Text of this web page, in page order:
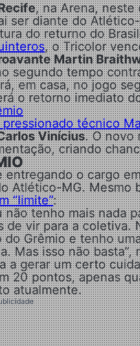
, na Arena, neste
ser diante do
do returno do
, o Tricolor
Martin
segundo tempo
em casa, no jogo
o retorno imediato
pressionado técnico
Vinícius. O novo
criando
o cargo
Atlético-MG. Mesmo
“limite”:
tenho mais nada
vir para a coletiva.
Grêmio e tenho
Mas isso não basta”,
a gerar um certo
20 pontos, apenas
atualmente.